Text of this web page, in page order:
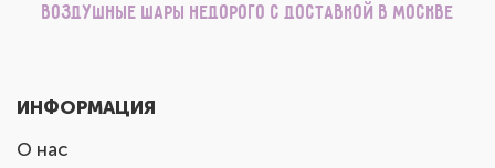
Воздушные шары недорого с доставкой в Москве
ИНФОРМАЦИЯ
О нас